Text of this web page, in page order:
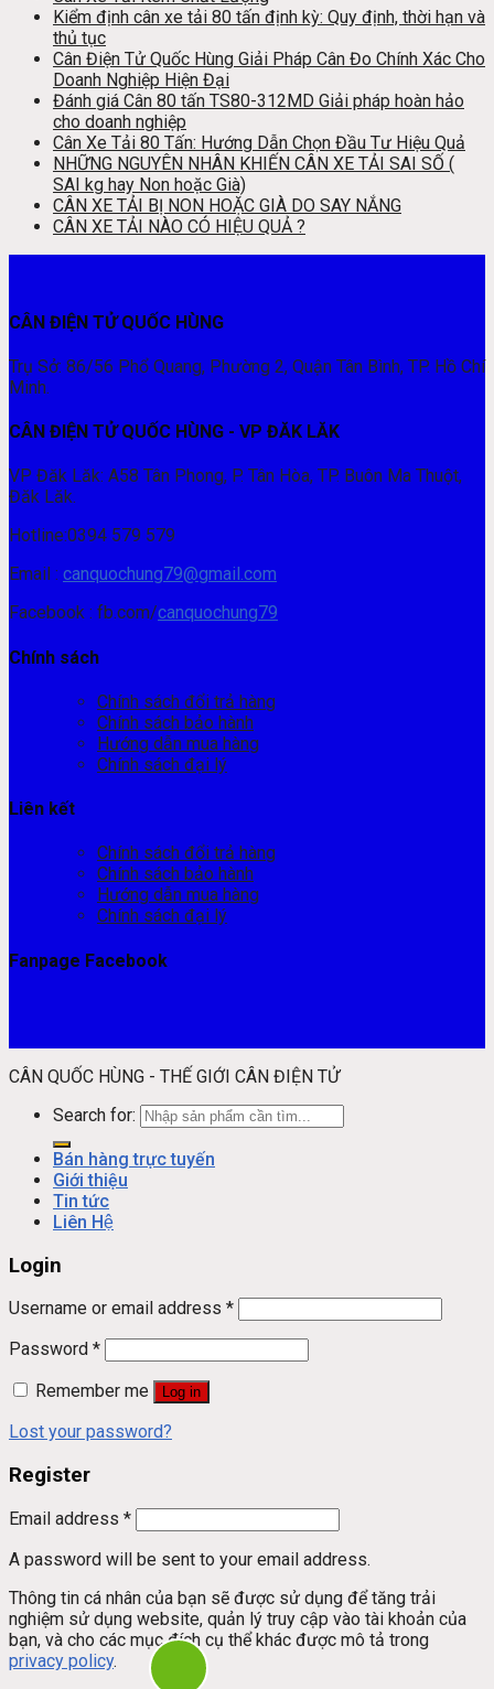
Kiểm định cân xe tải 80 tấn định kỳ: Quy định, thời hạn và
thủ tục
Cân Điện Tử Quốc Hùng Giải Pháp Cân Đo Chính Xác Cho
Doanh Nghiệp Hiện Đại
Đánh giá Cân 80 tấn TS80-312MD Giải pháp hoàn hảo
cho doanh nghiệp
Cân Xe Tải 80 Tấn: Hướng Dẫn Chọn Đầu Tư Hiệu Quả
NHỮNG NGUYÊN NHÂN KHIẾN CÂN XE TẢI SAI SỐ (
SAI kg hay Non hoặc Già)
CÂN XE TẢI BỊ NON HOẶC GIÀ DO SAY NẮNG
CÂN XE TẢI NÀO CÓ HIỆU QUẢ ?
CÂN ĐIỆN TỬ QUỐC HÙNG
Trụ Sở: 86/56 Phổ Quang, Phường 2, Quận Tân Bình, TP. Hồ Chí
Minh.
CÂN ĐIỆN TỬ QUỐC HÙNG - VP ĐĂK LĂK
VP Đăk Lăk: A58 Tân Phong, P. Tân Hòa, TP. Buôn Ma Thuột,
Đăk Lăk.
Hotline:0394 579 579
Email : canquochung79@gmail.com
Facebook : fb.com/canquochung79
Chính sách
Chính sách đổi trả hàng
Chính sách bảo hành
Hướng dẫn mua hàng
Chính sách đại lý
Liên kết
Chính sách đổi trả hàng
Chính sách bảo hành
Hướng dẫn mua hàng
Chính sách đại lý
Fanpage Facebook
CÂN QUỐC HÙNG - THẾ GIỚI CÂN ĐIỆN TỬ
Search for:
Bán hàng trực tuyến
Giới thiệu
Tin tức
Liên Hệ
Login
Username or email address *
Password *
Remember me
Log in
Lost your password?
Register
Email address *
A password will be sent to your email address.
Thông tin cá nhân của bạn sẽ được sử dụng để tăng trải
nghiệm sử dụng website, quản lý truy cập vào tài khoản của
bạn, và cho các mục đích cụ thể khác được mô tả trong
privacy policy.